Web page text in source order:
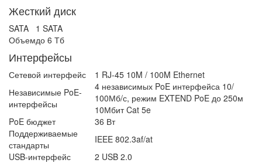
Жесткий диск
SATA
1 SATA
Объемдо 6 Тб
Интерфейсы
Сетевой интерфейс
1 RJ-45 10M / 100M Ethernet
Независимые PoE-
интерфейсы
4 независимых PoE интерфейса 10/
100Мб/с, режим EXTEND PoE до 250м
10Мбит Cat 5e
PoE бюджет
36 Вт
Поддерживаемые
стандарты
IEEE 802.3af/at
USB-интерфейс
2 USB 2.0